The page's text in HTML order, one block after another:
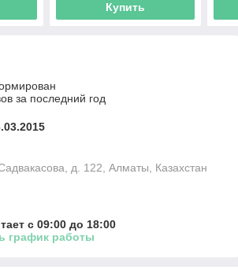
Купить
за последний год
д. 122, Алматы, Казахстан
с 09:00 до 18:00
график работы